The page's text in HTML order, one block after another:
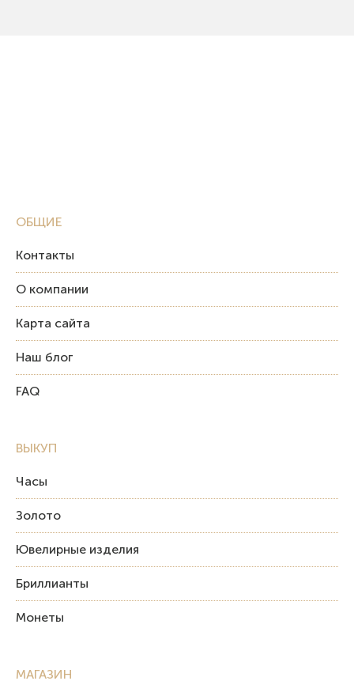
ОБЩИЕ
Контакты
О компании
Карта сайта
Наш блог
FAQ
ВЫКУП
Часы
Золото
Ювелирные изделия
Бриллианты
Монеты
МАГАЗИН